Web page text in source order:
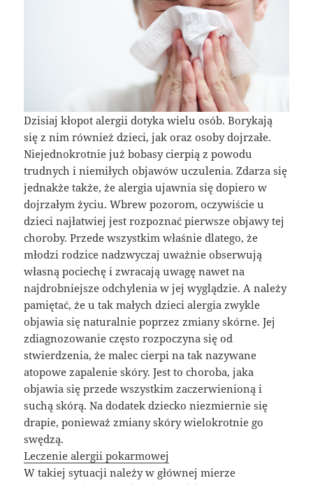
Dzisiaj kłopot alergii dotyka wielu osób. Borykają
się z nim również dzieci, jak oraz osoby dojrzałe.
Niejednokrotnie już bobasy cierpią z powodu
trudnych i niemiłych objawów uczulenia. Zdarza się
jednakże także, że alergia ujawnia się dopiero w
dojrzałym życiu. Wbrew pozorom, oczywiście u
dzieci najłatwiej jest rozpoznać pierwsze objawy tej
choroby. Przede wszystkim właśnie dlatego, że
młodzi rodzice nadzwyczaj uważnie obserwują
własną pociechę i zwracają uwagę nawet na
najdrobniejsze odchylenia w jej wyglądzie. A należy
pamiętać, że u tak małych dzieci alergia zwykle
objawia się naturalnie poprzez zmiany skórne. Jej
zdiagnozowanie często rozpoczyna się od
stwierdzenia, że malec cierpi na tak nazywane
atopowe zapalenie skóry. Jest to choroba, jaka
objawia się przede wszystkim zaczerwienioną i
suchą skórą. Na dodatek dziecko niezmiernie się
drapie, ponieważ zmiany skóry wielokrotnie go
swędzą.
Leczenie alergii pokarmowej
W takiej sytuacji należy w głównej mierze